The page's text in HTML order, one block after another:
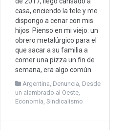
casa, enciendo la tele y me
dispongo a cenar con mis
hijos. Pienso en mi viejo: un
obrero metalúrgico para el
que sacar a su familia a
comer una pizza un fin de
semana, era algo común.
Argentina, Denuncia, Desde
un alambrado al Oeste,
Economía, Sindicalismo